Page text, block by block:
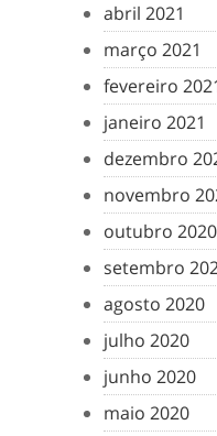
abril 2021
março 2021
fevereiro
janeiro 2021
dezembro
novembro
outubro 2020
setembro
agosto 2020
julho 2020
junho 2020
maio 2020